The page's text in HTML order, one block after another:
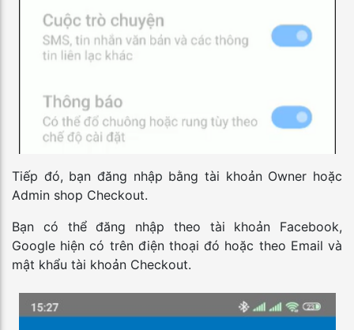
Tiếp đó, bạn đăng nhập bằng tài khoản Owner hoặc
Admin shop Checkout.
Bạn có thể đăng nhập theo tài khoản Facebook,
Google hiện có trên điện thoại đó hoặc theo Email và
mật khẩu tài khoản Checkout.